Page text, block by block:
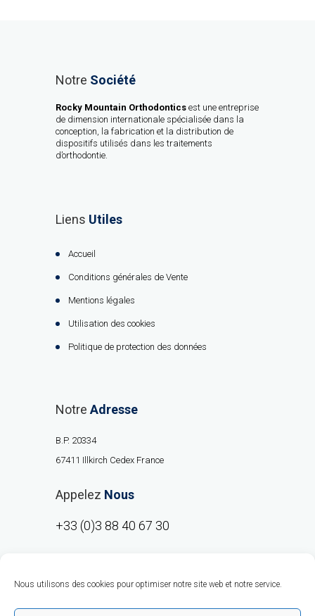
Nous utilisons des cookies pour optimiser notre site web et notre service.
Notre Société
Rocky Mountain Orthodontics est une entreprise
de dimension internationale spécialisée dans la
conception, la fabrication et la distribution de
dispositifs utilisés dans les traitements
d’orthodontie.
Liens Utiles
Accueil
Conditions générales de Vente
Mentions légales
Utilisation des cookies
Politique de protection des données
Notre Adresse
B.P. 20334
67411 Illkirch Cedex France
Appelez Nous
+33 (0)3 88 40 67 30